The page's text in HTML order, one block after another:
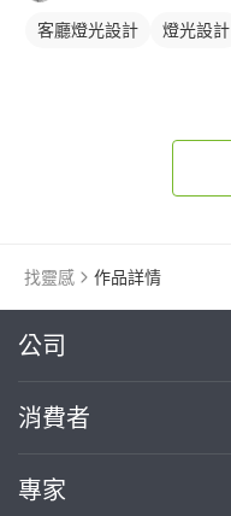
客廳燈光設計 燈光設計
找靈感 作品詳情
公司
關於我們
部落格
消費者
買服務
專家
繼續完成